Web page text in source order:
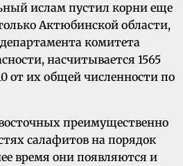
ислам пустил корни еще
Актюбинской области,
комитета
насчитывается 1565
от их общей численности по
преимущественно
салафитов на порядок
время они появляются и